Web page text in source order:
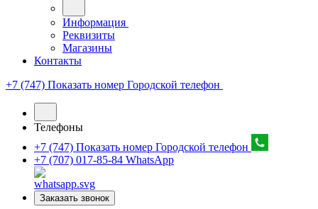
Информация
Реквизиты
Магазины
Контакты
+7 (747) Показать номер Городской телефон
Телефоны
+7 (747) Показать номер Городской телефон
+7 (707) 017-85-84 WhatsApp
Заказать звонок